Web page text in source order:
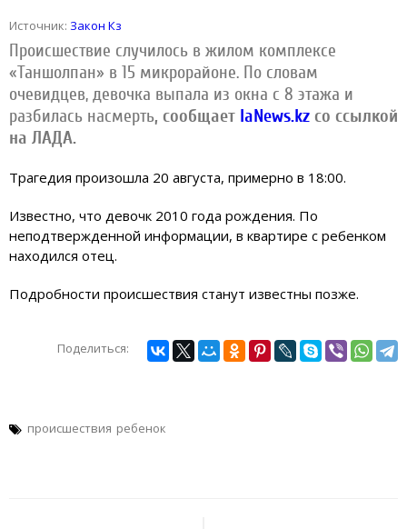
Источник: Закон Кз
Происшествие случилось в жилом комплексе
«Таншолпан» в 15 микрорайоне. По словам
очевидцев, девочка выпала из окна с 8 этажа и
разбилась насмерть, сообщает IaNews.kz со ссылкой
на ЛАДА.
Трагедия произошла 20 августа, примерно в 18:00.
Известно, что девочк 2010 года рождения. По
неподтвержденной информации, в квартире с ребенком
находился отец.
Подробности происшествия станут известны позже.
Поделиться:
происшествия ребенок